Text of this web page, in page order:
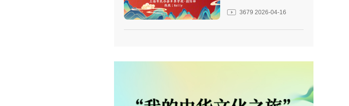
3679 2026-04-16